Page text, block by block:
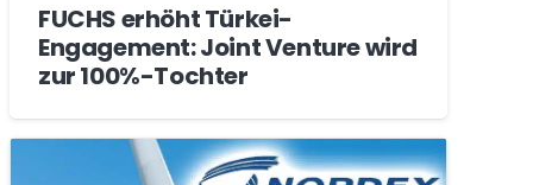
FUCHS erhöht Türkei-
Engagement: Joint Venture wird
zur 100%-Tochter